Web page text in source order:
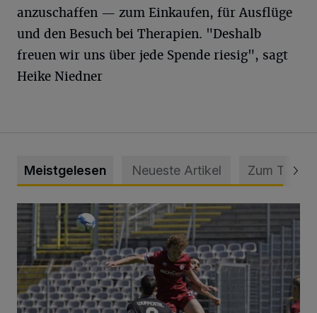
anzuschaffen — zum Einkaufen, für Ausflüge
und den Besuch bei Therapien. "Deshalb
freuen wir uns über jede Spende riesig", sagt
Heike Niedner
Meistgelesen Neueste Artikel Zum Thema
WSV: Übertragung im Barmer Bahnhof und klare Ansage